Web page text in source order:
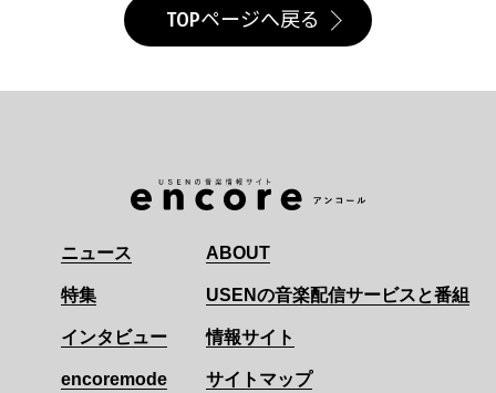
TOPページへ戻る
ニュース
特集
インタビュー
encoremode
ABOUT
USENの音楽配信サービスと番組
情報サイト
サイトマップ